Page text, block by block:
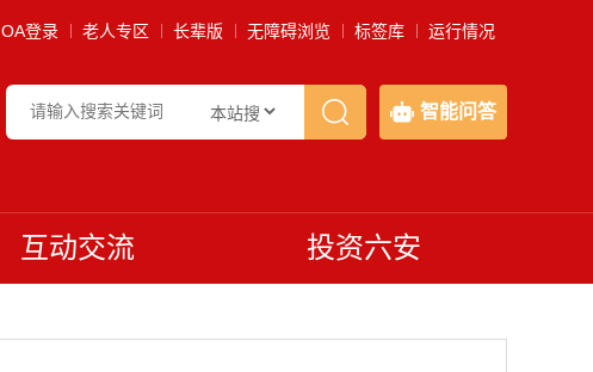
OA登录 老人专区 长辈版 无障碍浏览 标签库 运行情况
智能问答
互动交流 投资六安